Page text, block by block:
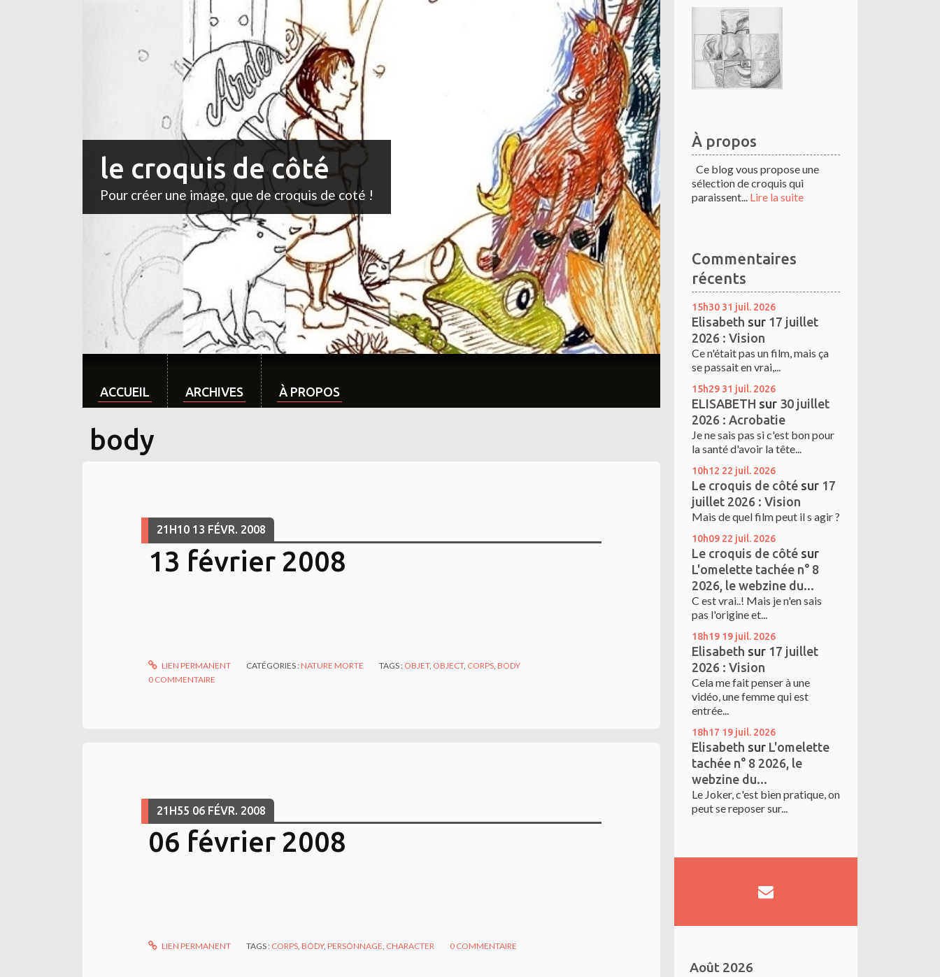
le croquis de côté
Pour créer une image, que de croquis de coté !
ACCUEIL ARCHIVES À PROPOS
body
21H10 13 FÉVR. 2008
13 février 2008
LIEN PERMANENT CATÉGORIES :NATURE MORTE TAGS : OBJET, OBJECT, CORPS ,BODY
0 COMMENTAIRE
21H55 06 FÉVR. 2008
06 février 2008
LIEN PERMANENT TAGS : CORPS,BODY,PERSONNAGE, CHARACTER 0 COMMENTAIRE
À propos
Ce blog vous propose une
sélection de croquis qui
paraissent... Lire la suite
Commentaires
récents
15h30 31 juil. 2026
Elisabeth sur 17 juillet
2026 : Vision
Ce n'était pas un film, mais ça
se passait en vrai,...
15h29 31 juil. 2026
ELISABETH sur 30 juillet
2026 : Acrobatie
Je ne sais pas si c'est bon pour
la santé d'avoir la tête...
10h12 22 juil. 2026
Le croquis de côté sur 17
juillet 2026 : Vision
Mais de quel film peut il s agir ?
10h09 22 juil. 2026
Le croquis de côté sur
L'omelette tachée n° 8
2026, le webzine du...
C est vrai..! Mais je n'en sais
pas l'origine et...
18h19 19 juil. 2026
Elisabeth sur 17 juillet
2026 : Vision
Cela me fait penser à une
vidéo, une femme qui est
entrée...
18h17 19 juil. 2026
Elisabeth sur L'omelette
tachée n° 8 2026, le
webzine du...
Le Joker, c'est bien pratique, on
peut se reposer sur...
Août 2026